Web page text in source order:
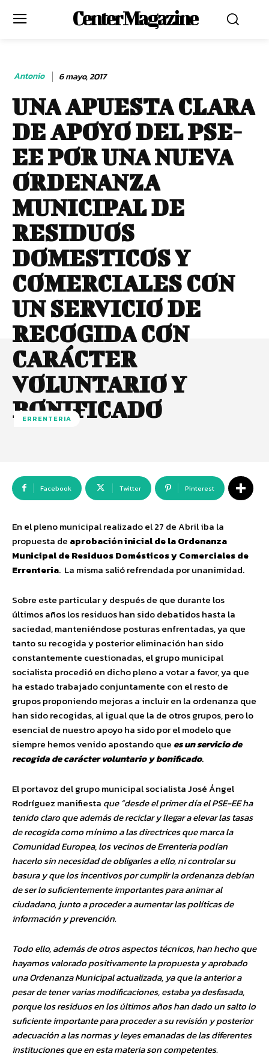
Center Magazine
Antonio 6 mayo, 2017
UNA APUESTA CLARA
DE APOYO DEL PSE-
EE POR UNA NUEVA
ORDENANZA
MUNICIPAL DE
RESIDUOS
DOMESTICOS Y
COMERCIALES CON
UN SERVICIO DE
RECOGIDA CON
CARÁCTER
VOLUNTARIO Y
BONIFICADO
ERRENTERIA
Facebook Twitter Pinterest
En el pleno municipal realizado el 27 de Abril iba la
propuesta de aprobación inicial de la Ordenanza
Municipal de Residuos Domésticos y Comerciales de
Errenteria. La misma salió refrendada por unanimidad.
Sobre este particular y después de que durante los
últimos años los residuos han sido debatidos hasta la
saciedad, manteniéndose posturas enfrentadas, ya que
tanto su recogida y posterior eliminación han sido
constantemente cuestionadas, el grupo municipal
socialista procedió en dicho pleno a votar a favor, ya que
ha estado trabajado conjuntamente con el resto de
grupos proponiendo mejoras a incluir en la ordenanza que
han sido recogidas, al igual que la de otros grupos, pero lo
esencial de nuestro apoyo ha sido por el modelo que
siempre hemos venido apostando que es un servicio de
recogida de carácter voluntario y bonificado.
El portavoz del grupo municipal socialista José Ángel
Rodríguez manifiesta que “desde el primer día el PSE-EE ha
tenido claro que además de reciclar y llegar a elevar las tasas
de recogida como mínimo a las directrices que marca la
Comunidad Europea, los vecinos de Errenteria podían
hacerlo sin necesidad de obligarles a ello, ni controlar su
basura y que los incentivos por cumplir la ordenanza debían
de ser lo suficientemente importantes para animar al
ciudadano, junto a proceder a aumentar las políticas de
información y prevención.
Todo ello, además de otros aspectos técnicos, han hecho que
hayamos valorado positivamente la propuesta y aprobado
una Ordenanza Municipal actualizada, ya que la anterior a
pesar de tener varias modificaciones, estaba ya desfasada,
porque los residuos en los últimos años han dado un salto lo
suficiente importante para proceder a su revisión y posterior
adecuación a las normas y leyes emanadas de las diferentes
instituciones que en esta materia son competentes.